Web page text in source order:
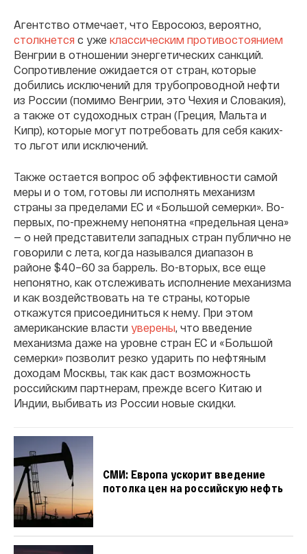
Агентство отмечает, что Евросоюз, вероятно,
столкнется с уже классическим противостоянием
Венгрии в отношении энергетических санкций.
Сопротивление ожидается от стран, которые
добились исключений для трубопроводной нефти
из России (помимо Венгрии, это Чехия и Словакия),
а также от судоходных стран (Греция, Мальта и
Кипр), которые могут потребовать для себя каких-
то льгот или исключений.
Также остается вопрос об эффективности самой
меры и о том, готовы ли исполнять механизм
страны за пределами ЕС и «Большой семерки». Во-
первых, по-прежнему непонятна «предельная цена»
— о ней представители западных стран публично не
говорили с лета, когда назывался диапазон в
районе $40–60 за баррель. Во-вторых, все еще
непонятно, как отслеживать исполнение механизма
и как воздействовать на те страны, которые
откажутся присоединиться к нему. При этом
американские власти уверены , что введение
механизма даже на уровне стран ЕС и «Большой
семерки» позволит резко ударить по нефтяным
доходам Москвы, так как даст возможность
российским партнерам, прежде всего Китаю и
Индии, выбивать из России новые скидки.
СМИ: Европа ускорит введение
потолка цен на российскую нефть